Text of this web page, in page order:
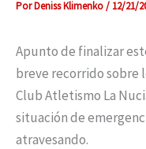
PorDeniss Klimenko/ 12/21/
Apunto de finalizar
breve recorrido sobre
Club Atletismo La
situación de
atravesando.